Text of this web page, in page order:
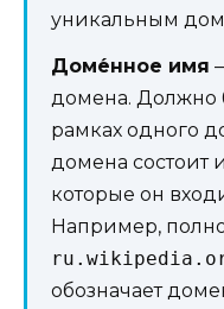
уникальным
Доме́нное имя
домена. Должно
рамках одного
домена состоит
которые он
Например,
обозначает